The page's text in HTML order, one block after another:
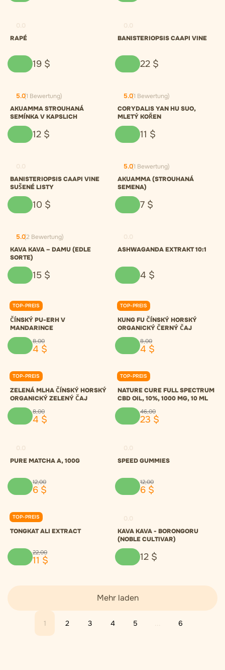
RAPÉ
19 $
BANISTERIOPSIS CAAPI VINE
22 $
5.0(1 Bewertung)
AKUAMMA STROUHANÁ
SEMÍNKA V KAPSLICH
12 $
5.0(1 Bewertung)
CORYDALIS YAN HU SUO,
MLETÝ KOŘEN
11 $
BANISTERIOPSIS CAAPI VINE
SUŠENÉ LISTY
10 $
5.0(1 Bewertung)
AKUAMMA (STROUHANÁ
SEMENA)
7 $
5.0(2 Bewertung)
KAVA KAVA – DAMU (EDLE
SORTE)
15 $
ASHWAGANDA EXTRAKT 10:1
4 $
TOP-PREIS
0.0
ČÍNSKÝ PU-ERH V
MANDARINCE
8,00
4 $
TOP-PREIS
0.0
KUNG FU ČÍNSKÝ HORSKÝ
ORGANICKÝ ČERNÝ ČAJ
8,00
4 $
TOP-PREIS
0.0
ZELENÁ MLHA ČÍNSKÝ HORSKÝ
ORGANICKÝ ZELENÝ ČAJ
8,00
4 $
TOP-PREIS
0.0
NATURE CURE FULL SPECTRUM
CBD OIL, 10%, 1000 MG, 10 ML
46,00
23 $
PURE MATCHA A, 100G
12,00
6 $
SPEED GUMMIES
12,00
6 $
TOP-PREIS
0.0
TONGKAT ALI EXTRACT
22,00
11 $
KAVA KAVA - BORONGORU
(NOBLE CULTIVAR)
12 $
1 2 3 4 5 ... 6
Mehr laden